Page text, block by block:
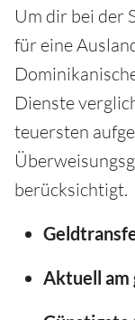
Um dir bei der
für eine
Dienste
teuersten
berücksichtigt.
Aktuell am